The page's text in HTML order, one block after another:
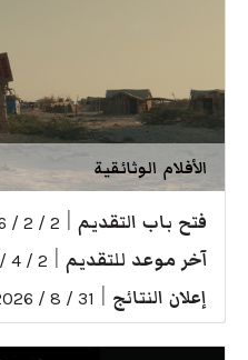
الأفلام الوثائقية
فتح باب التقديم 2 / 2 / 2026
آخر موعد للتقديم 2 / 4 / 2026
إعلان النتائج 31 / 8 / 2026